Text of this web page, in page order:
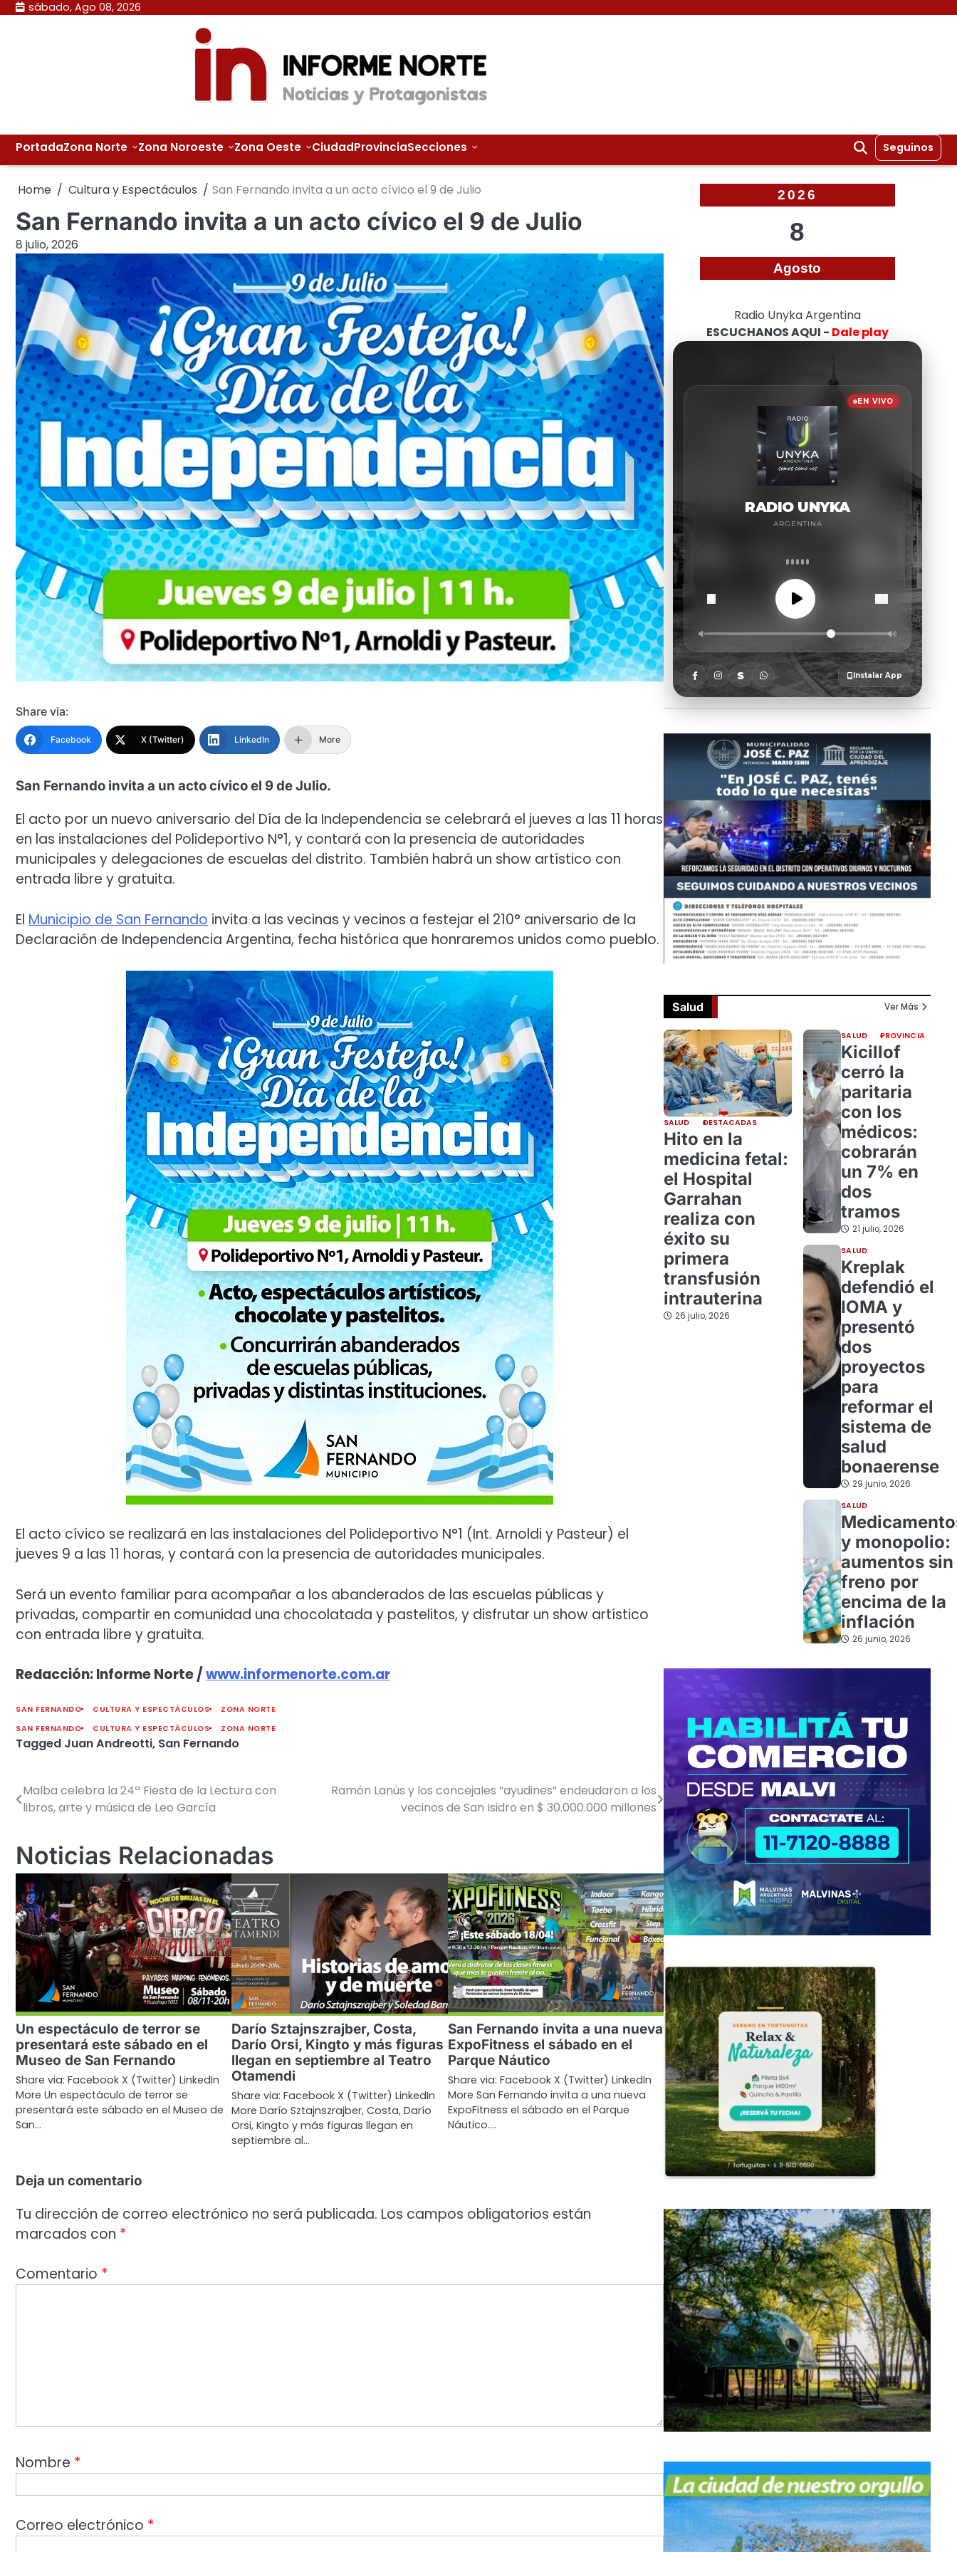
Skip sábado, Ago 08, 2026
PortadaZona Norte Zona Noroeste Zona Oeste CiudadProvinciaSecciones Seguinos
Home Cultura y Espectáculos San Fernando invita a un acto cívico el 9 de Julio
San Fernando invita a un acto cívico el 9 de Julio
8 julio, 2026
Share via:
Facebook X (Twitter) LinkedIn More
San Fernando invita a un acto cívico el 9 de Julio.
El acto por un nuevo aniversario del Día de la Independencia se celebrará el jueves a las 11 horas
en las instalaciones del Polideportivo N°1, y contará con la presencia de autoridades
municipales y delegaciones de escuelas del distrito. También habrá un show artístico con
entrada libre y gratuita.
El Municipio de San Fernando invita a las vecinas y vecinos a festejar el 210° aniversario de la
Declaración de Independencia Argentina, fecha histórica que honraremos unidos como pueblo.
El acto cívico se realizará en las instalaciones del Polideportivo N°1 (Int. Arnoldi y Pasteur) el
jueves 9 a las 11 horas, y contará con la presencia de autoridades municipales.
Será un evento familiar para acompañar a los abanderados de las escuelas públicas y
privadas, compartir en comunidad una chocolatada y pastelitos, y disfrutar un show artístico
con entrada libre y gratuita.
Redacción: Informe Norte /www.informenorte.com.ar
SAN FERNANDO CULTURA Y ESPECTÁCULOS
ZONA NORTE
SAN FERNANDO
CULTURA Y ESPECTÁCULOS ZONA NORTE
Tagged Juan Andreotti, San Fernando
Navegación
entradas
Malba celebra la 24ª Fiesta de la Lectura con
libros, arte y música de Leo García
Ramón Lanús y los concejales “ayudines” endeudaron a los
vecinos de San Isidro en $ 30.000.000 millones
Noticias Relacionadas
Un espectáculo de terror se
presentará este sábado en el
Museo de San Fernando
Share via: Facebook X (Twitter) LinkedIn
More Un espectáculo de terror se
presentará este sábado en el Museo de
San…
Darío Sztajnszrajber, Costa,
Darío Orsi, Kingto y más figuras
llegan en septiembre al Teatro
Otamendi
Share via: Facebook X (Twitter) LinkedIn
More Darío Sztajnszrajber, Costa, Darío
Orsi, Kingto y más figuras llegan en
septiembre al…
San Fernando invita a una nueva
ExpoFitness el sábado en el
Parque Náutico
Share via: Facebook X (Twitter) LinkedIn
More San Fernando invita a una nueva
ExpoFitness el sábado en el Parque
Náutico.…
Deja un comentario
Tu dirección de correo electrónico no será publicada. Los campos obligatorios están
marcados con *
Comentario *
Nombre *
Correo electrónico *
2026
8
Agosto
Radio Unyka Argentina
ESCUCHANOS AQUI - Dale play
Salud Ver Más
SALUD DESTACADAS
Hito en la
medicina fetal:
el Hospital
Garrahan
realiza con
éxito su
primera
transfusión
intrauterina
26 julio, 2026
SALUD PROVINCIA
Kicillof
cerró la
paritaria
con los
médicos:
cobrarán
un 7% en
dos
tramos
21 julio, 2026
SALUD
Kreplak
defendió el
IOMA y
presentó
dos
proyectos
para
reformar el
sistema de
salud
bonaerense
29 junio, 2026
SALUD
y monopolio:
aumentos sin
freno por
encima de la
inflación
26 junio, 2026